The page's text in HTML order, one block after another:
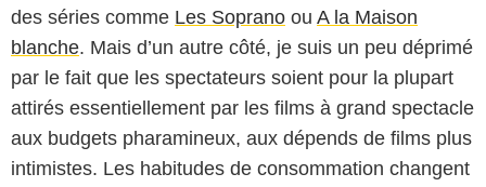
des séries comme Les Soprano ou A la Maison
blanche. Mais d’un autre côté, je suis un peu déprimé
par le fait que les spectateurs soient pour la plupart
attirés essentiellement par les films à grand spectacle
aux budgets pharamineux, aux dépends de films plus
intimistes. Les habitudes de consommation changent